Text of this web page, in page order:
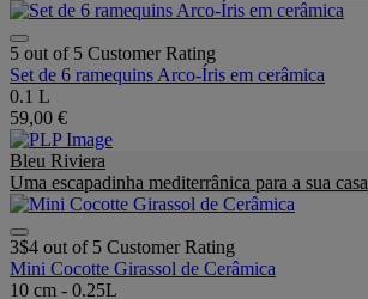
5 out of 5 Customer Rating
Set de 6 ramequins Arco-Íris em cerâmica
0.1 L
59,00 €
Bleu Riviera
Uma escapadinha mediterrânica para a sua casa
3$4 out of 5 Customer Rating
Mini Cocotte Girassol de Cerâmica
10 cm - 0.25L